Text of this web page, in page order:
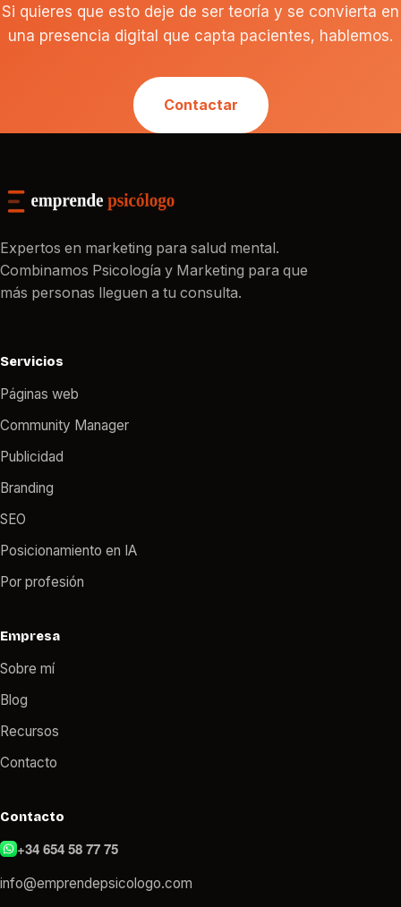
Si quieres que esto deje de ser teoría y se convierta en
una presencia digital que capta pacientes, hablemos.
Contactar
Expertos en marketing para salud mental.
Combinamos Psicología y Marketing para que
más personas lleguen a tu consulta.
Servicios
Páginas web
Community Manager
Publicidad
Branding
SEO
Posicionamiento en IA
Por profesión
Empresa
Sobre mí
Blog
Recursos
Contacto
Contacto
+34 654 58 77 75
info@emprendepsicologo.com